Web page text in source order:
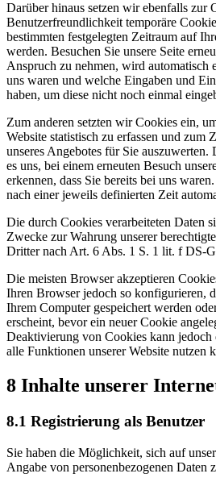
Darüber hinaus setzen wir ebenfalls zur
Benutzerfreundlichkeit temporäre
bestimmten festgelegten Zeitraum auf
werden. Besuchen Sie unsere Seite
Anspruch zu nehmen, wird automatisch
uns waren und welche Eingaben und
haben, um diese nicht noch einmal
Zum anderen setzten wir Cookies ein,
Website statistisch zu erfassen und zum
unseres Angebotes für Sie auszuwerten.
es uns, bei einem erneuten Besuch
erkennen, dass Sie bereits bei uns
nach einer jeweils definierten Zeit
Die durch Cookies verarbeiteten Daten
Zwecke zur Wahrung unserer
Dritter nach Art. 6 Abs. 1 S. 1 lit. f DS-
Die meisten Browser akzeptieren
Ihren Browser jedoch so konfigurieren,
Ihrem Computer gespeichert werden
erscheint, bevor ein neuer Cookie
Deaktivierung von Cookies kann jedoch
alle Funktionen unserer Website nutzen
8 Inhalte unserer
8.1 Registrierung als Benutzer
Sie haben die Möglichkeit, sich auf
Angabe von personenbezogenen Daten